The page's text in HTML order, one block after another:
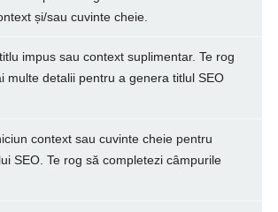
și/sau cuvinte cheie.
impus sau context suplimentar. Te rog
multe detalii pentru a genera titlul SEO
context sau cuvinte cheie pentru
SEO. Te rog să completezi câmpurile